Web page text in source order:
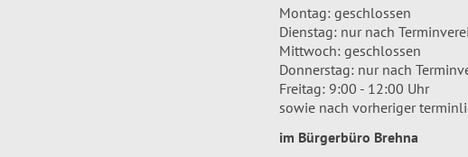
Montag: geschlossen
Dienstag: nur nach
Mittwoch: geschlossen
Donnerstag: nur nach
Freitag: 9:00 - 12:00 Uhr
sowie nach vorheriger
im Bürgerbüro Brehna